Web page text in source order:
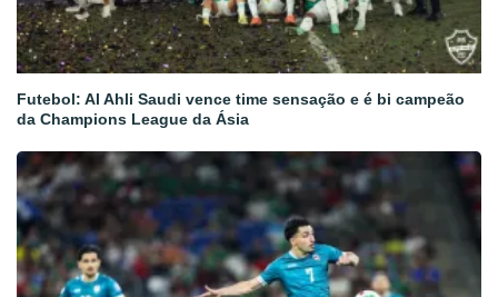
Futebol: Al Ahli Saudi vence time sensação e é bi campeão
da Champions League da Ásia